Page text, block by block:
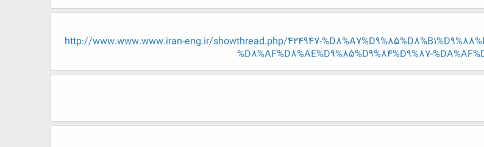
http://www.www.www.iran-eng.ir/showthread.php/424947-
%D8%AF%D8%AE%D9%85%D9%84%D9%87-